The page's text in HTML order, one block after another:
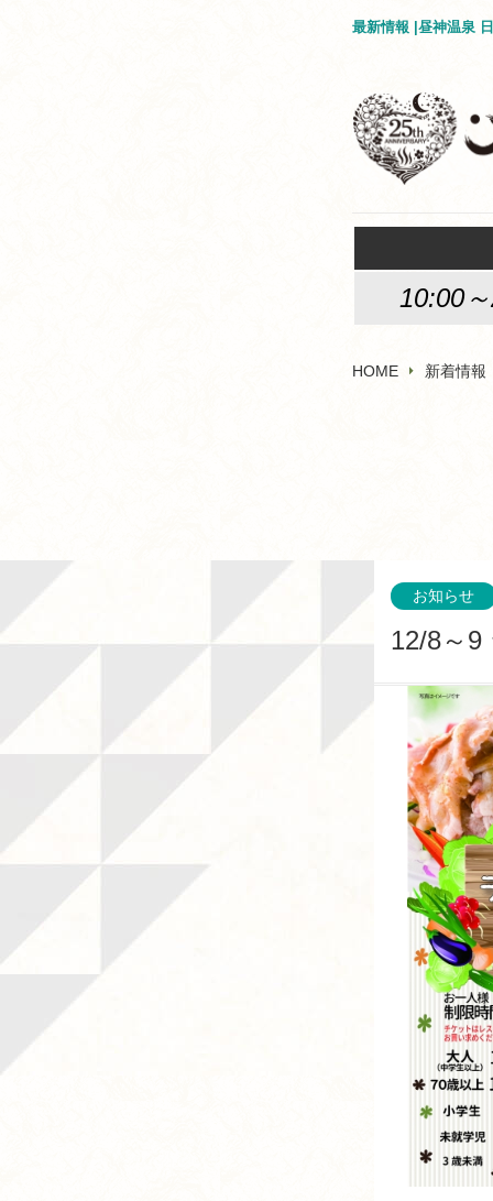
最新情報 |昼神温泉
10:00
HOME 新着情報
お知らせ
12/8～